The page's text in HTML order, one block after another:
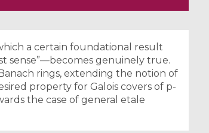
a certain foundational result
sense”—becomes genuinely true.
rings, extending the notion of
property for Galois covers of p-
the case of general etale